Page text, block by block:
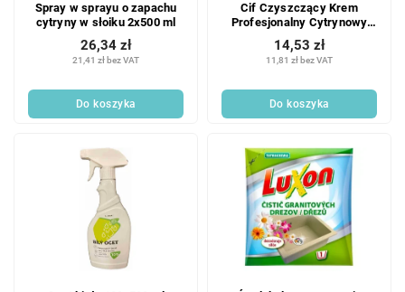
Spray w sprayu o zapachu
cytryny w słoiku 2x500 ml
21,41 zł bez VAT
26,34 zł
Do koszyka
Cif Czyszczący Krem
Profesjonalny Cytrynowy
750 ml
11,81 zł bez VAT
14,53 zł
Do koszyka